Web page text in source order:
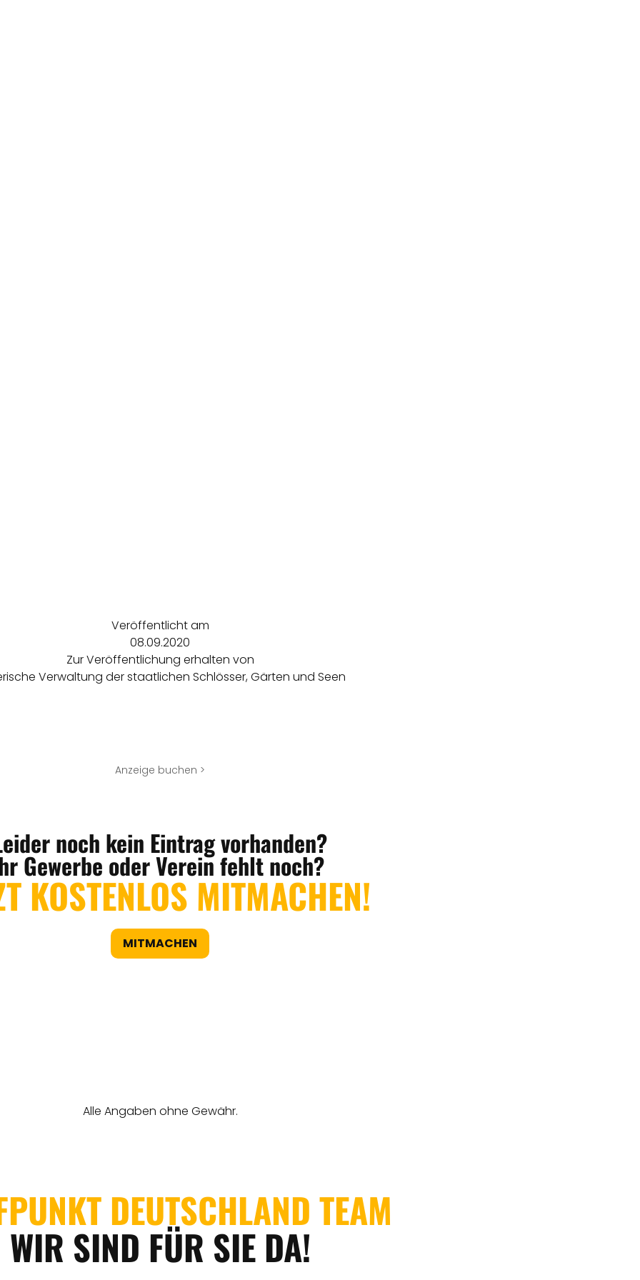
Veröffentlicht am
08.09.2020
Zur Veröffentlichung erhalten von
Verwaltung der staatlichen Schlösser, Gärten und Seen
Anzeige buchen >
noch kein Eintrag vorhanden?
Gewerbe oder Verein fehlt noch?
KOSTENLOS MITMACHEN!
MITMACHEN